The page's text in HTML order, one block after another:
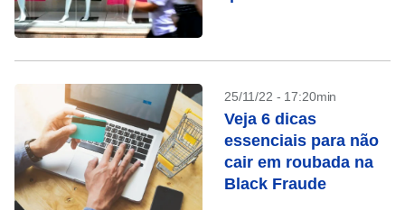
25/11/22 - 17:20min
Veja 6 dicas
essenciais para não
cair em roubada na
Black Fraude